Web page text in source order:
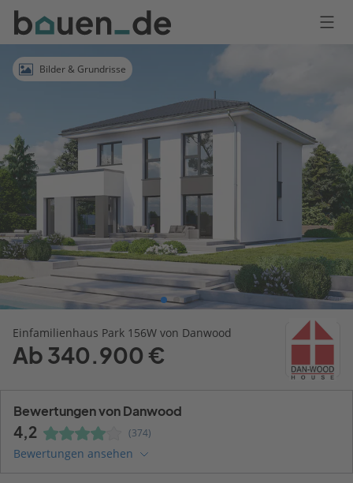
Bauen
Logo
AnmeldenBilder & Grundrisse
Einfamilienhaus Park 156W von Danwood
Ab 340.900 €
Bewertungen von Danwood
4,2 (374)
Bewertungen ansehen